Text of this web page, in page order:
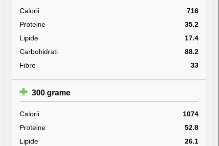
Calorii
716
Proteine
35.2
Lipide
17.4
Carbohidrati
88.2
Fibre
33
300 grame
Calorii
1074
Proteine
52.8
Lipide
26.1